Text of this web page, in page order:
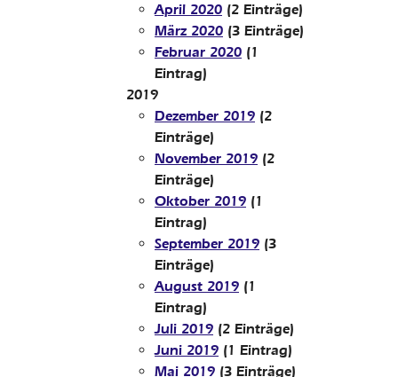
April 2020 (2 Einträge)
März 2020 (3 Einträge)
Februar 2020 (1
Eintrag)
2019
Dezember 2019 (2
Einträge)
November 2019 (2
Einträge)
Oktober 2019 (1
Eintrag)
September 2019 (3
Einträge)
August 2019 (1
Eintrag)
Juli 2019 (2 Einträge)
Juni 2019 (1 Eintrag)
Mai 2019 (3 Einträge)